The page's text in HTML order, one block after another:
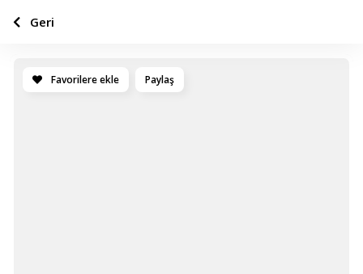
Favorilere ekle Paylaş
Geri